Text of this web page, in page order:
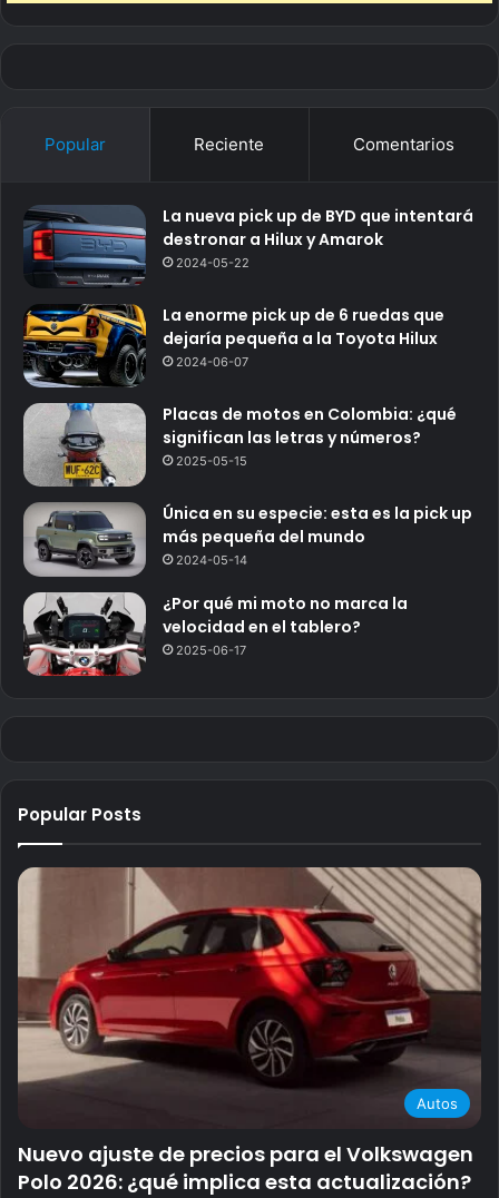
Popular Reciente Comentarios
La nueva pick up de BYD que intentará
destronar a Hilux y Amarok
2024-05-22
La enorme pick up de 6 ruedas que
dejaría pequeña a la Toyota Hilux
2024-06-07
Placas de motos en Colombia: ¿qué
significan las letras y números?
2025-05-15
Única en su especie: esta es la pick up
más pequeña del mundo
2024-05-14
¿Por qué mi moto no marca la
velocidad en el tablero?
2025-06-17
Popular Posts
Autos
Nuevo ajuste de precios para el Volkswagen
Polo 2026: ¿qué implica esta actualización?